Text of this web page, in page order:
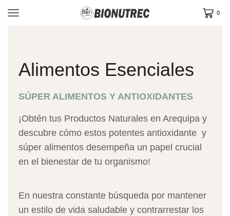
0
Alimentos Esenciales
SÚPER ALIMENTOS Y ANTIOXIDANTES
¡Obtén tus Productos Naturales en Arequipa y
descubre cómo estos potentes antioxidante y
súper alimentos desempeña un papel crucial
en el bienestar de tu organismo!
En nuestra constante búsqueda por mantener
un estilo de vida saludable y contrarrestar los